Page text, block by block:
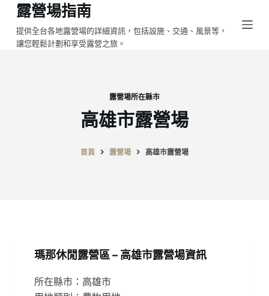
跳
至
主
露營場指南
提供全台各地露營場的詳細資訊，包括設施、交通、風景等，
讓您輕鬆計劃和享受露營之旅。
露營場所在縣市
高雄市露營場
首頁 露營場 高雄市露營場
瑪那休閒露營區 – 高雄市露營場資訊
所在縣市：高雄市